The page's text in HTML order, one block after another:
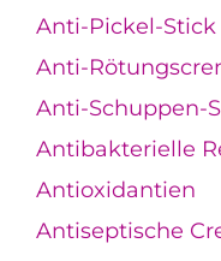
Anti-Pickel-Stick
Anti-
Anti-Schuppen-
Antibakterielle
Antioxidantien
Antiseptische